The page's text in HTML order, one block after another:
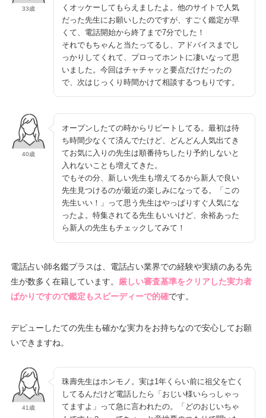
33歳
くオッケーしてもらえましたよ。他のサイトで人気
だった先生にお願いしたのですが、すごく鑑定が早
くて、電話開始から終了まで7分でした！
それでもちゃんと当たってるし、アドバイスまでし
っかりしてくれて、プロってホントに凄いなって思
いました。今回はチャチャッと要点だけだったの
で、次はじっくり時間かけて相談するつもりです。
40歳
オープンしたての時からリピートしてる。最初は待
ち時間少なくて済んでたけど、どんどん人気出てき
てお気に入りの先生は順番待ちしたり予約しないと
入れないことも増えてきた。
でもその分、新しい先生も増えてるから新人で良い
先生見つけるのが最近の楽しみになってる。「この
先生いい！」って思う先生はやっぱりすぐ人気にな
ったよ。特集されてる先生もいいけど、余裕あった
ら新人の先生もチェックしてみて！
電話占い師名鑑プラスは、電話占い業界での経験や実績のある先
生が数多く在籍しています。 厳しい審査基準をクリアした実力者
ばかりですので鑑定もスピーディーで的確です。
デビューしたての先生も確かな実力をお持ちなので安心してお願
いできますね。
41歳
珠壽先生はホンモノ。実は1年くらい前に祖父を亡く
してるんだけど電話したら「おじい様いらっしゃっ
てますよ」って急に言われたの。「どのおじいちゃ